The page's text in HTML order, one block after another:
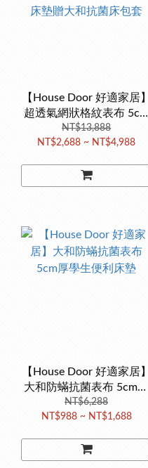
【House Door 好適家居】
超透氣網狀格紋表布 5cm
厚斯里蘭卡天然乳膠床墊
贈大和抗菌床包套
NT$13,888
NT$2,688 ~ NT$4,988
【House Door 好適家居】
大和防蟎抗菌表布 5cm厚
學生便利床墊
NT$6,288
NT$988 ~ NT$1,688